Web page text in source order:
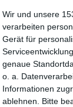
Wir und unsere
verarbeiten
Gerät für
genaue
o. a.
Informationen
ablehnen.
Bitte
8/10
Rome
The Hierophant